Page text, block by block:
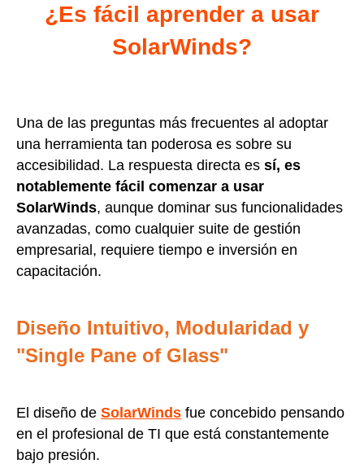
¿Es fácil aprender a usar
SolarWinds?
Una de las preguntas más frecuentes al adoptar
una herramienta tan poderosa es sobre su
accesibilidad. La respuesta directa es sí, es
notablemente fácil comenzar a usar
SolarWinds, aunque dominar sus funcionalidades
avanzadas, como cualquier suite de gestión
empresarial, requiere tiempo e inversión en
capacitación.
Diseño Intuitivo, Modularidad y
"Single Pane of Glass"
El diseño de SolarWinds fue concebido pensando
en el profesional de TI que está constantemente
bajo presión.